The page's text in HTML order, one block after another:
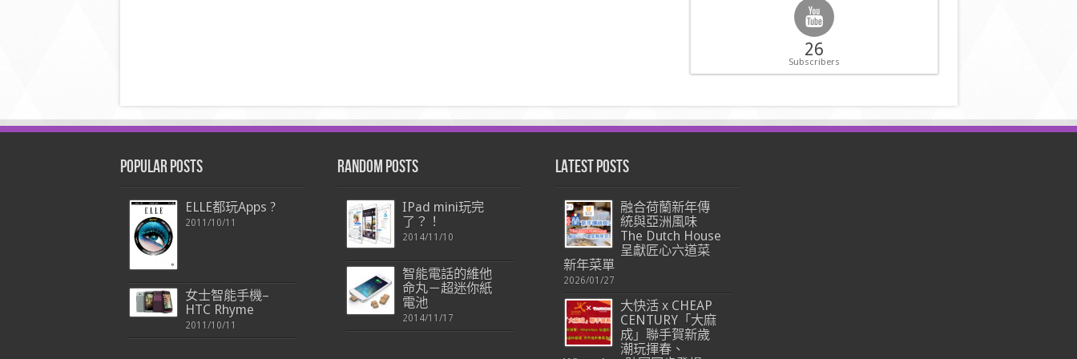
26
Subscribers
Popular Posts
ELLE都玩Apps ?
2011/10/11
女士智能手機–
HTC Rhyme
2011/10/11
Random Posts
IPad mini玩完
了？！
2014/11/10
智能電話的維他
命丸－超迷你紙
電池
2014/11/17
Latest Posts
融合荷蘭新年傳
統與亞洲風味
The Dutch House
呈獻匠心六道菜
新年菜單
2026/01/27
大快活 x CHEAP
CENTURY「大麻
成」聯手賀新歲
潮玩揮春、